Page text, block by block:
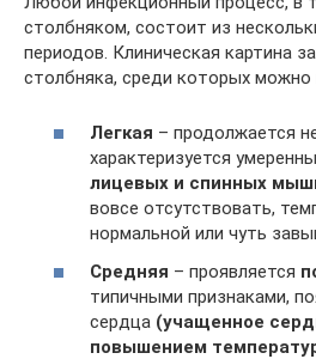
столбняком, состоит из
периодов. Клиническая картина
столбняка, среди которых
Легкая – продолжается
характеризуется
лицевых и спинных
вовсе отсутствовать,
нормальной или чуть
Средняя – проявляется
типичными признаками,
сердца (учащенное
повышением